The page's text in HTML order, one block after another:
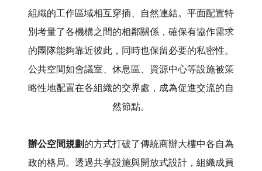
組織的工作區域相互穿插、自然連結。平面配置特
別考量了各機構之間的相鄰關係，確保有協作需求
的團隊能夠靠近彼此，同時也保留必要的私密性。
公共空間如會議室、休息區、資源中心等設施被策
略性地配置在各組織的交界處，成為促進交流的自
然節點。
辦公空間規劃的方式打破了傳統商辦大樓中各自為
政的格局。透過共享設施與開放式設計，組織成員